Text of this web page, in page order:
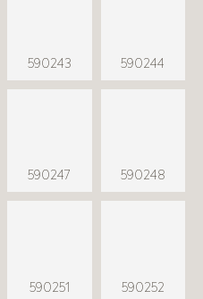
590243 590244
590247 590248
590251 590252